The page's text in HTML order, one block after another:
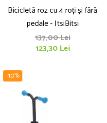
Bicicletă roz cu 4 roți și fără
pedale - ItsiBitsi
137,00 Lei
123,30 Lei
-10%